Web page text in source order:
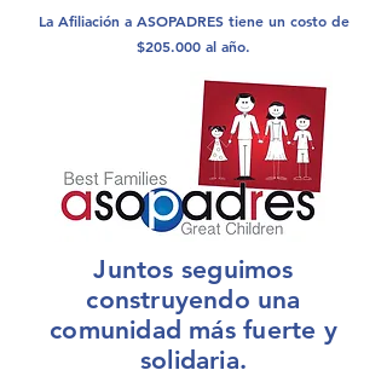
La Afiliación a ASOPADRES tiene un costo de
$205.000 al año.​
Juntos seguimos
construyendo una
comunidad más fuerte y
solidaria.